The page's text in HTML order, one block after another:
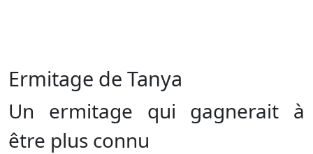
Ermitage de Tanya
Un ermitage qui gagnerait à
être plus connu